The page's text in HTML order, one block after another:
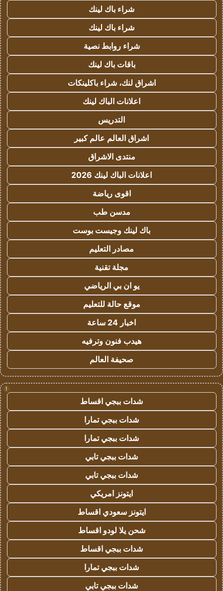
شراء باك لينك
شراء باك لينك
شراء روابط نصية
باقات باك لينك
اشراق لنك، شراء باكلينكات
اعلانات الباك لينك
التدريس
اشراق العالم عالم كبير
منتدى الاشراق
اعلانات الباك لينك 2026
اقوى رياضة
مدسن طب
باك لينك وجيست بوست
مصادر التعليم
مجلة تقنية
يو ان بي الرياضي
موقع حالة للتعليم
اخبار 24 ساعة
هيدب فنون وترفيه
صحيفة العالم
!
شدات ببجي اقساط
شدات ببجي تمارا
شدات ببجي تمارا
شدات ببجي تابي
شدات ببجي تابي
ايتونز امريكي
ايتونز سعودي اقساط
شحن يلا لودو اقساط
شدات ببجي اقساط
شدات ببجي تمارا
شدات ببجي تابي